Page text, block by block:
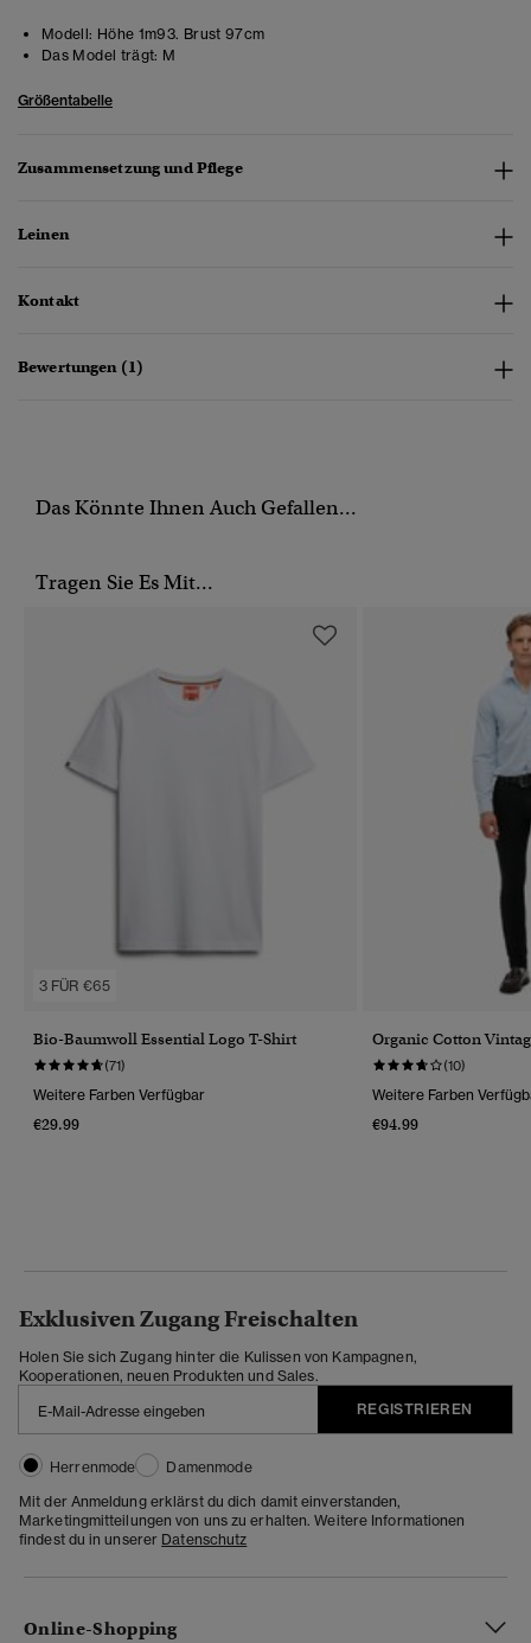
Modell: Höhe 1m93. Brust 97cm
Das Model trägt: M
Größentabelle
Zusammensetzung und Pflege
Leinen
Kontakt
Bewertungen (1)
Das Könnte Ihnen Auch Gefallen...
Tragen Sie Es Mit...
3 FÜR €65
Bio-Baumwoll Essential Logo T-Shirt
(71)
Weitere Farben Verfügbar
€29.99
Organic Cotton
(10)
Weitere Farben
€94.99
Exklusiven Zugang Freischalten
Holen Sie sich Zugang hinter die Kulissen von Kampagnen,
Kooperationen, neuen Produkten und Sales.
REGISTRIEREN
Herrenmode
Damenmode
Mit der Anmeldung erklärst du dich damit einverstanden,
Marketingmitteilungen von uns zu erhalten. Weitere Informationen
findest du in unserer Datenschutz
Online-Shopping